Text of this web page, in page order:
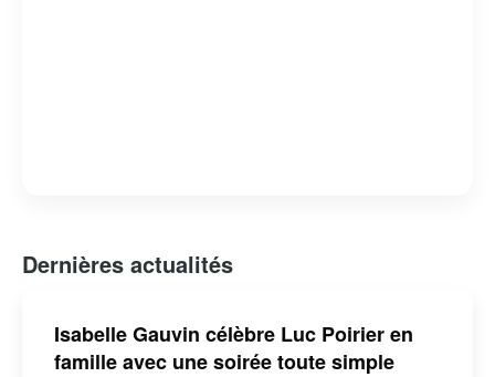
Dernières actualités
Isabelle Gauvin célèbre Luc Poirier en
famille avec une soirée toute simple